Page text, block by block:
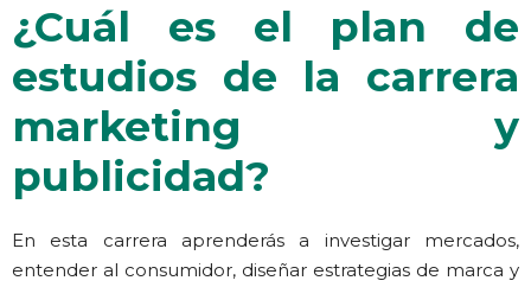
¿Cuál es el plan de
estudios de la carrera
marketing y
publicidad?
En esta carrera aprenderás a investigar mercados,
entender al consumidor, diseñar estrategias de marca y